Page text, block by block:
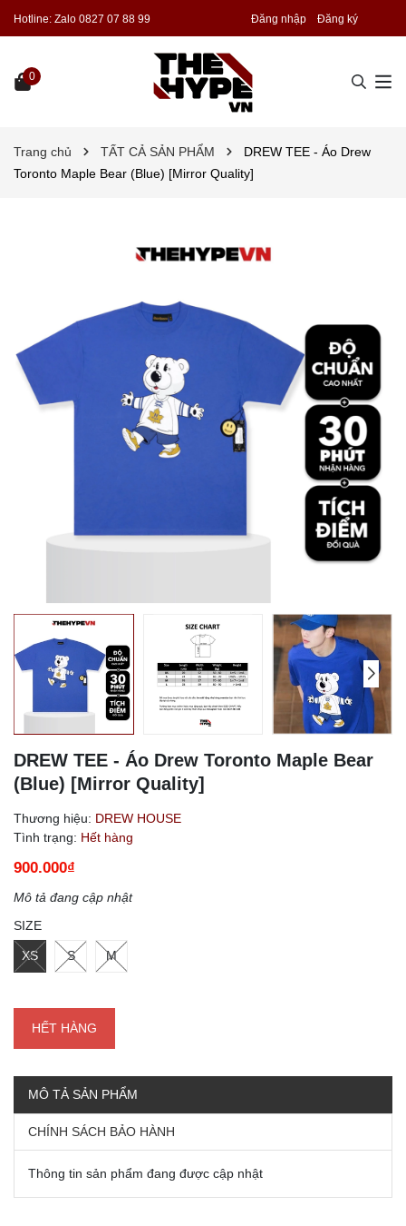
Hotline: Zalo 0827 07 88 99 Đăng nhập Đăng ký
0
Trang chủ TẤT CẢ SẢN PHẨM
DREW TEE - Áo Drew
Toronto Maple Bear (Blue) [Mirror Quality]
DREW TEE - Áo Drew Toronto Maple Bear
(Blue) [Mirror Quality]
Thương hiệu: DREW HOUSE
Tình trạng: Hết hàng
900.000₫
Mô tả đang cập nhật
SIZE
XS S M
HẾT HÀNG
MÔ TẢ SẢN PHẨM
CHÍNH SÁCH BẢO HÀNH
Thông tin sản phẩm đang được cập nhật